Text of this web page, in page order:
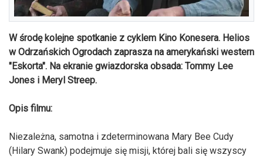
W środę kolejne spotkanie z cyklem Kino Konesera. Helios
w Odrzańskich Ogrodach zaprasza na amerykański western
"Eskorta". Na ekranie gwiazdorska obsada: Tommy Lee
Jones i Meryl Streep.
Opis filmu:
Niezależna, samotna i zdeterminowana Mary Bee Cudy
(Hilary Swank) podejmuje się misji, której bali się wszyscy